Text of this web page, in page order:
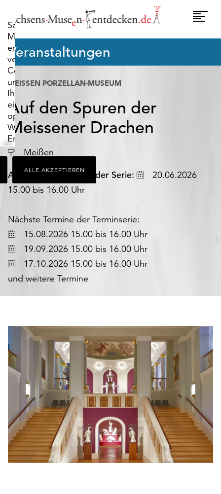
Sachsens-
Museen-
entdecken.de
verwendet
Cookies,
um
Ihnen
ein
optimales
Webseiten-
Erlebnis
zu
bieten.
Dazu
zählen
Cookies,
für
den
Betrieb
der
Seite
notwendig
(funktionale
solche,
die
lediglich
zu
anonymen
Statistikzwecken
genutzt
werden.
Klicken
Sie
auf
„Alle
ALLE AKZEPTIEREN
Veranstaltungen
MEISSEN PORZELLAN-MUSEUM
Auf den Spuren der
Meissener Drachen
Meißen
Ausgewählter Termin der Serie: Datum20.06.2026
15.00 bis 16.00 Uhr
Nächste Termine der Terminserie:
Datum15.08.2026 15.00 bis 16.00 Uhr
Datum19.09.2026 15.00 bis 16.00 Uhr
Datum17.10.2026 15.00 bis 16.00 Uhr
und weitere Termine